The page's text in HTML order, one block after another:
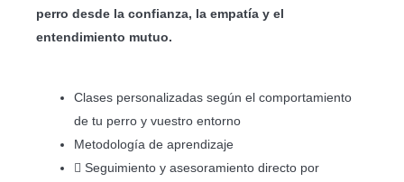
perro desde la confianza, la empatía y el
entendimiento mutuo.
Clases personalizadas según el comportamiento
de tu perro y vuestro entorno
Metodología de aprendizaje
Seguimiento y asesoramiento directo por